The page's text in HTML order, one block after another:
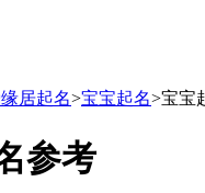
居起名>宝宝起名>宝宝
参考